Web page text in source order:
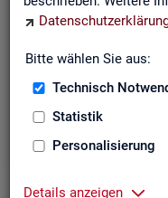
Bitte wählen Sie aus:
Technisch
Statistik
Personalisierung
Details anzeigen
Landkreise)